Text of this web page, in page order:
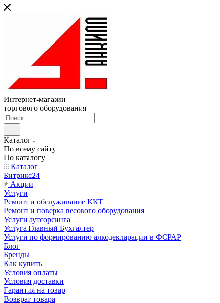
Интернет-магазин
торгового оборудования
Каталог
По всему сайту
По каталогу
Каталог
Битрикс24
Акции
Услуги
Ремонт и обслуживание ККТ
Ремонт и поверка весового оборудования
Услуги аутсорсинга
Услуга Главный Бухгалтер
Услуги по формированию алкодекларации в ФСРАР
Блог
Бренды
Как купить
Условия оплаты
Условия доставки
Гарантия на товар
Возврат товара